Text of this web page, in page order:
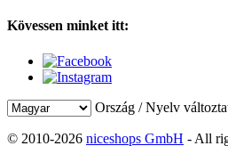
Kövessen minket itt:
Ország / Nyelv
© 2010-2026 niceshops GmbH - All